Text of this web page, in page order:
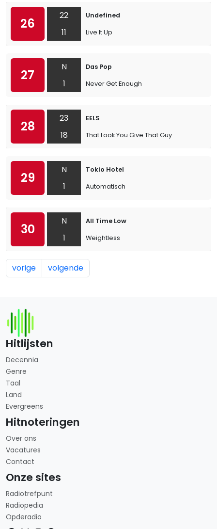
26
22
11
Undefined
Live It Up
27
N
1
Das Pop
Never Get Enough
28
23
18
EELS
That Look You Give That Guy
29
N
1
Tokio Hotel
Automatisch
30
N
1
All Time Low
Weightless
vorige volgende
Hitlijsten
Decennia
Genre
Taal
Land
Evergreens
Hitnoteringen
Over ons
Vacatures
Contact
Onze sites
Radiotrefpunt
Radiopedia
Opderadio